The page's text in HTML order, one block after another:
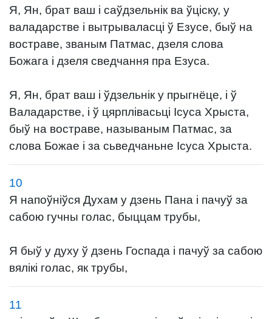
Я, Ян, брат ваш і саўдзельнік ва ўціску, у
валадарстве і вытрываласці ў Езусе, быў на
востраве, званым Патмас, дзеля слова
Божага і дзеля сведчання пра Езуса.
Я, Ян, брат ваш і ўдзельнік у прыгнёце, і ў
Валадарстве, і ў цярплівасьці Ісуса Хрыста,
быў на востраве, называным Патмас, за
слова Божае і за сьведчаньне Ісуса Хрыста.
10
Я напоўніўся Духам у дзень Пана і пачуў за
сабою гучны голас, быццам трубы,
Я быў у духу ў дзень Госпада і пачуў за сабою
вялікі голас, як трубы,
11